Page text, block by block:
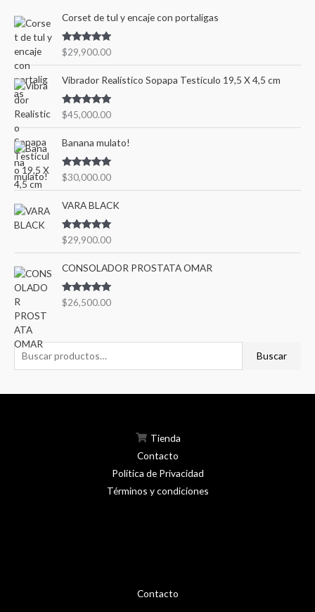
Corset de tul y encaje con portaligas
Valorado en
5.00de 5
$29,900.00
Vibrador Realístico Sopapa Testículo 19,5 X 4,5 cm
Valorado en
5.00de 5
$45,000.00
Banana mulato!
Valorado en
5.00de 5
$30,000.00
VARA BLACK
Valorado en
5.00de 5
$29,900.00
CONSOLADOR PROSTATA OMAR
Valorado en
5.00de 5
$26,500.00
Buscar
Contacto
Tienda
Contacto
Política de Privacidad
Términos y condiciones